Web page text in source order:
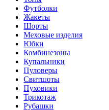
Футболки
Жакеты
Шорты
Меховые изделия
Юбки
Комбинезоны
Купальники
Пуловеры
Свитшоты
Пуховики
Трикотаж
Рубашки